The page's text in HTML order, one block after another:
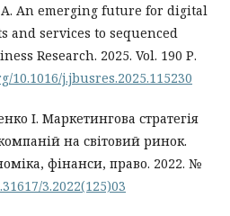
A. An emerging future for digital
and services to sequenced
Research. 2025. Vol. 190 Р.
10.1016/j.jbusres.2025.115230
І. Маркетингова стратегія
на світовий ринок.
фінанси, право. 2022. №
3.2022(125)03